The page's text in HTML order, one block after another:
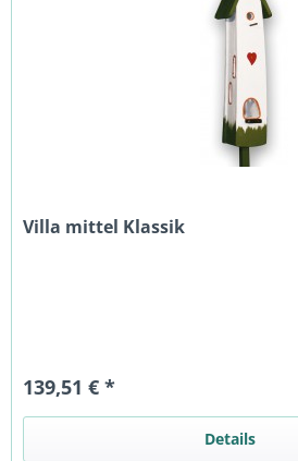
Villa mittel Klassik
139,51 € *
Details